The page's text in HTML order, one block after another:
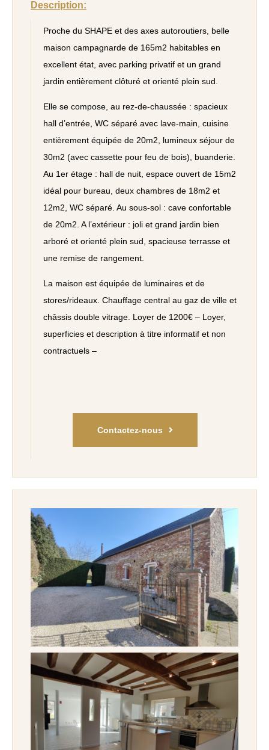
Description:
Proche du SHAPE et des axes autoroutiers, belle
maison campagnarde de 165m2 habitables en
excellent état, avec parking privatif et un grand
jardin entièrement clôturé et orienté plein sud.
Elle se compose, au rez-de-chaussée : spacieux
hall d’entrée, WC séparé avec lave-main, cuisine
entièrement équipée de 20m2, lumineux séjour de
30m2 (avec cassette pour feu de bois), buanderie.
Au 1er étage : hall de nuit, espace ouvert de 15m2
idéal pour bureau, deux chambres de 18m2 et
12m2, WC séparé. Au sous-sol : cave confortable
de 20m2. A l’extérieur : joli et grand jardin bien
arboré et orienté plein sud, spacieuse terrasse et
une remise de rangement.
La maison est équipée de luminaires et de
stores/rideaux. Chauffage central au gaz de ville et
châssis double vitrage. Loyer de 1200€ – Loyer,
superficies et description à titre informatif et non
contractuels –
Contactez-nous